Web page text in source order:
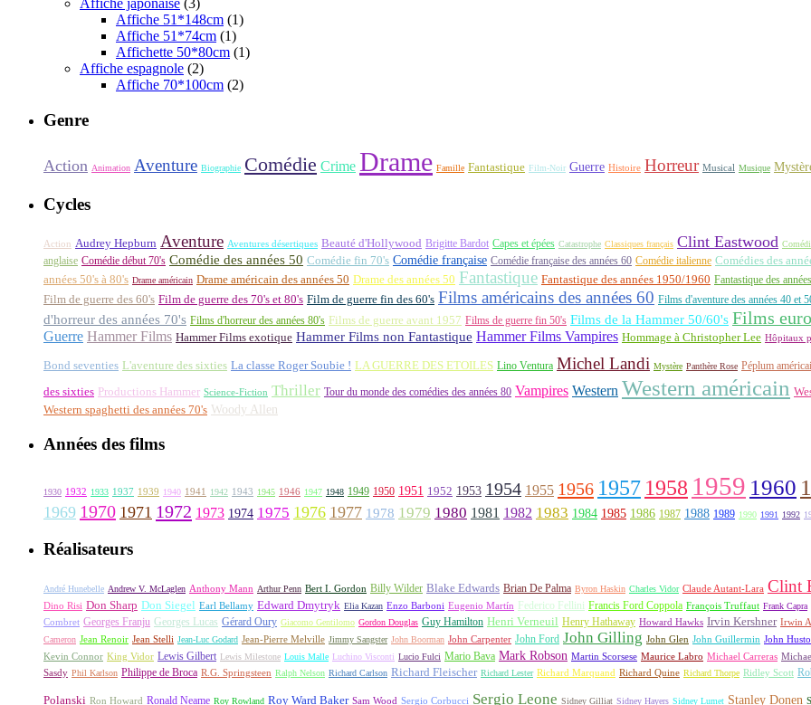
Affiche japonaise (3)
Affiche 51*148cm (1)
Affiche 51*74cm (1)
Affichette 50*80cm (1)
Affiche espagnole (2)
Affiche 70*100cm (2)
Genre
Action Animation Aventure Biographie Comédie Crime Drame Famille Fantastique Film-Noir Guerre Histoire Horreur Musical Musique
Cycles
Action Audrey Hepburn Aventure Aventures désertiques Beauté d'Hollywood Brigitte Bardot Capes et épées Catastrophe Classiques français Clint Eastwood
anglaise Comédie début 70's Comédie des années 50 Comédie fin 70's Comédie française Comédie française des années 60 Comédie italienne Comédies des
années 50's à 80's Drame américain Drame américain des années 50 Drame des années 50 Fantastique Fantastique des années 1950/1960 Fantastique des
Film de guerre des 60's Film de guerre des 70's et 80's Film de guerre fin des 60's Films américains des années 60 Films d'aventure des années 40 et
d'horreur des années 70's Films d'horreur des années 80's Films de guerre avant 1957 Films de guerre fin 50's Films de la Hammer 50/60's Films
Guerre Hammer Films Hammer Films exotique Hammer Films non Fantastique Hammer Films Vampires Hommage à Christopher Lee Hôpitaux
Bond seventies L'aventure des sixties La classe Roger Soubie ! LA GUERRE DES ETOILES Lino Ventura Michel Landi Mystère Panthère Rose Péplum
des sixties Productions Hammer Science-Fiction Thriller Tour du monde des comédies des années 80 Vampires Western Western américain
Western spaghetti des années 70's Woody Allen
Années des films
1930 1932 1933 1937 1939 1940 1941 1942 1943 1945 1946 1947 1948 1949 1950 1951 1952 1953 1954 1955 1956 1957 1958 1959 1960
1969 1970 1971 1972 1973 1974 1975 1976 1977 1978 1979 1980 1981 1982 1983 1984 1985 1986 1987 1988 1989 1990 1991 1992
Réalisateurs
André Hunebelle Andrew V. McLaglen Anthony Mann Arthur Penn Bert I. Gordon Billy Wilder Blake Edwards Brian De Palma Byron Haskin Charles Vidor Claude Autant-Lara Clint
Dino Risi Don Sharp Don Siegel Earl Bellamy Edward Dmytryk Elia Kazan Enzo Barboni Eugenio Martín Federico Fellini Francis Ford Coppola François Truffaut Frank Capra
Combret Georges Franju Georges Lucas Gérard Oury Giacomo Gentilomo Gordon Douglas Guy Hamilton Henri Verneuil Henry Hathaway Howard Hawks Irvin Kershner Irwin
Cameron Jean Renoir Jean Stelli Jean-Luc Godard Jean-Pierre Melville Jimmy Sangster John Boorman John Carpenter John Ford John Gilling John Glen John Guillermin John
Kevin Connor King Vidor Lewis Gilbert Lewis Milestone Louis Malle Luchino Visconti Lucio Fulci Mario Bava Mark Robson Martin Scorsese Maurice Labro Michael Carreras
Sasdy Phil Karlson Philippe de Broca R.G. Springsteen Ralph Nelson Richard Carlson Richard Fleischer Richard Lester Richard Marquand Richard Quine Richard Thorpe Ridley Scott
Polanski Ron Howard Ronald Neame Roy Rowland Roy Ward Baker Sam Wood Sergio Corbucci Sergio Leone Sidney Gilliat Sidney Hayers Sidney Lumet Stanley Donen